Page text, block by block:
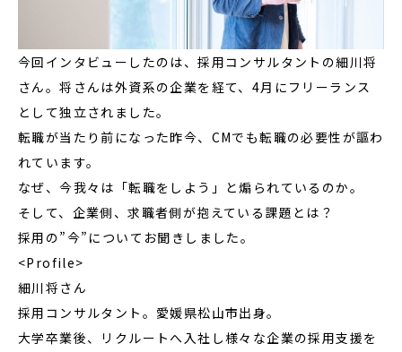
今回インタビューしたのは、採用コンサルタントの細川将
さん。将さんは外資系の企業を経て、4月にフリーランス
として独立されました。
転職が当たり前になった昨今、CMでも転職の必要性が謳わ
れています。
なぜ、今我々は「転職をしよう」と煽られているのか。
そして、企業側、求職者側が抱えている課題とは？
採用の”今”についてお聞きしました。
<Profile>
細川将さん
採用コンサルタント。愛媛県松山市出身。
大学卒業後、リクルートへ入社し様々な企業の採用支援を